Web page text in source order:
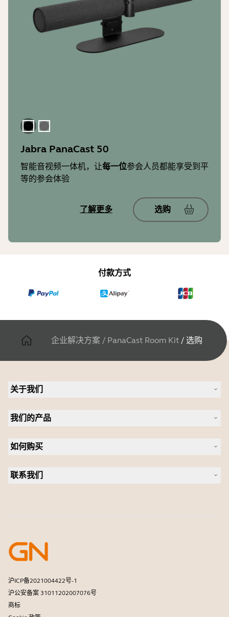
黑色深灰色
Jabra PanaCast 50
智能音视频一体机，让每一位参会人员都能享受到平
等的参会体验
了解更多 选购
付款方式
企业解决方案 / PanaCast Room Kit / 选购
关于我们
人才招聘
新闻稿
案例研究
我们的产品
全向麦
个人摄像头
软件
如何购买
联系我们
开发者计划
合作伙伴计划
商用产品寿命终止政策
沪ICP备2021004422号-1
沪公安备案 31011202007076号
商标